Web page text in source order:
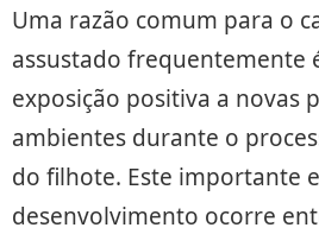
Uma razão comum para o
assustado frequentemente
exposição positiva a novas
ambientes durante o
do filhote. Este importante
desenvolvimento ocorre